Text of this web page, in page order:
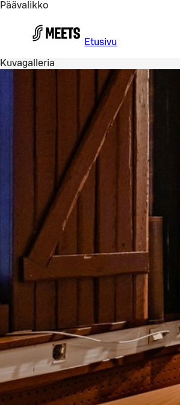
Päävalikko
Etusivu
Kuvagalleria
Katso kuva 1 / 4